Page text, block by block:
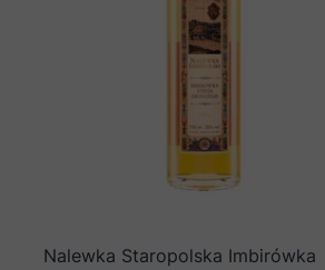
Nalewka Staropolska Imbirówka